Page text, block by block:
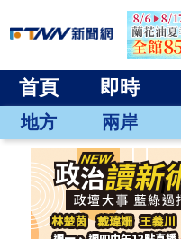
首頁 即時
地方 兩岸